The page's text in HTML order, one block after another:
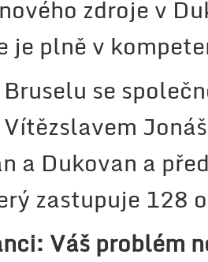
zdroje v
je plně v
se
a Dukovan a
zastupuje 128
Váš problém